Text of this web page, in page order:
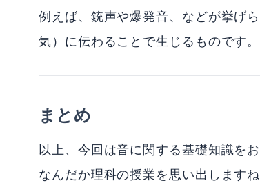
例えば、銃声や爆発音、などが挙げ
気）に伝わることで生じるものです。
まとめ
以上、今回は音に関する基礎知識を
なんだか理科の授業を思い出します